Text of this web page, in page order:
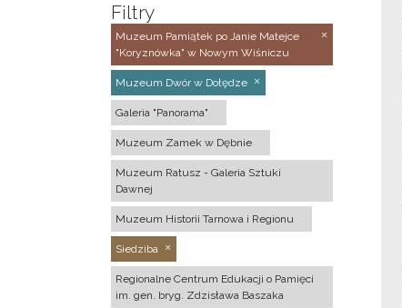
Filtry
Muzeum Pamiątek po Janie Matejce
"Koryznówka" w Nowym Wiśniczu
Muzeum Dwór w Dołędze
Galeria "Panorama"
Muzeum Zamek w Dębnie
Muzeum Ratusz - Galeria Sztuki
Dawnej
Muzeum Historii Tarnowa i Regionu
Siedziba
Regionalne Centrum Edukacji o Pamięci
im. gen. bryg. Zdzisława Baszaka